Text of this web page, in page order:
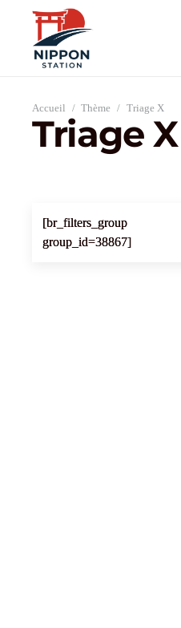
Accueil / Thème / Triage X
Triage X
[br_filters_group
group_id=38867]